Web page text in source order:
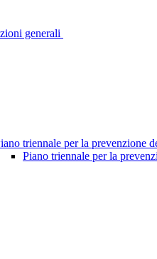
generali
triennale per la prevenzione
Piano triennale per la